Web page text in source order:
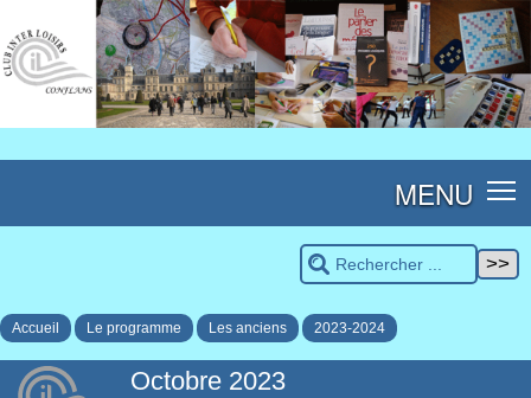
MENU
Accueil Le programme Les anciens 2023-2024
Octobre 2023